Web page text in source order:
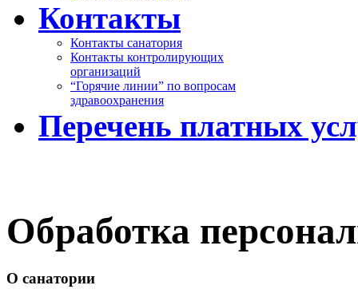
Контакты
Контакты санатория
Контакты контролирующих
организаций
“Горячие линии” по вопросам
здравоохранения
Перечень платных
Обработка
О санатории